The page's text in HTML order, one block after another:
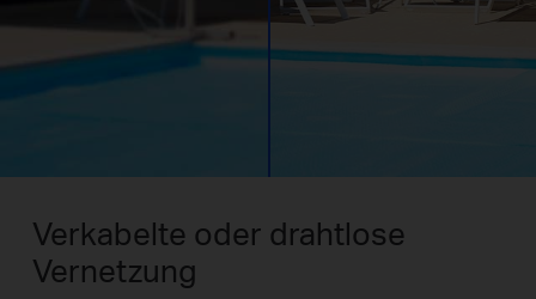
Verkabelte oder drahtlose
Vernetzung